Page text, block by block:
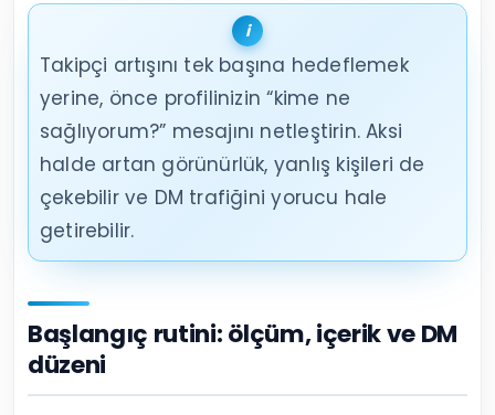
Takipçi artışını tek başına hedeflemek
yerine, önce profilinizin “kime ne
sağlıyorum?” mesajını netleştirin. Aksi
halde artan görünürlük, yanlış kişileri de
çekebilir ve DM trafiğini yorucu hale
getirebilir.
Başlangıç rutini: ölçüm, içerik ve DM
düzeni